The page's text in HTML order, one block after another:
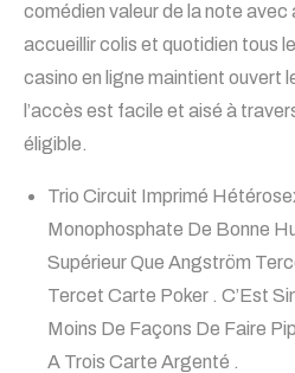
comédien valeur de la note avec
accueillir colis et quotidien tous
casino en ligne maintient ouvert
l’accès est facile et aisé à
éligible.
Trio Circuit Imprimé
Monophosphate De Bonne
Supérieur Que Angström
Tercet Carte Poker . C’Est
Moins De Façons De Faire
A Trois Carte Argenté .